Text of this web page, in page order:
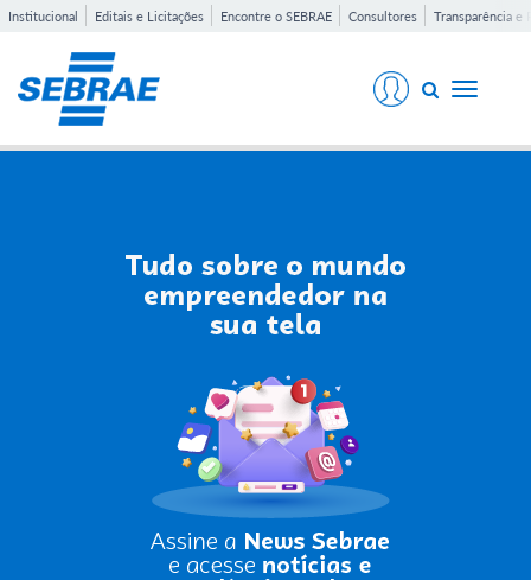
Institucional Editais e Licitações Encontre o SEBRAE Consultores Transparência e
Toggle